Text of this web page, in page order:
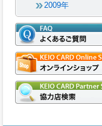
2009年